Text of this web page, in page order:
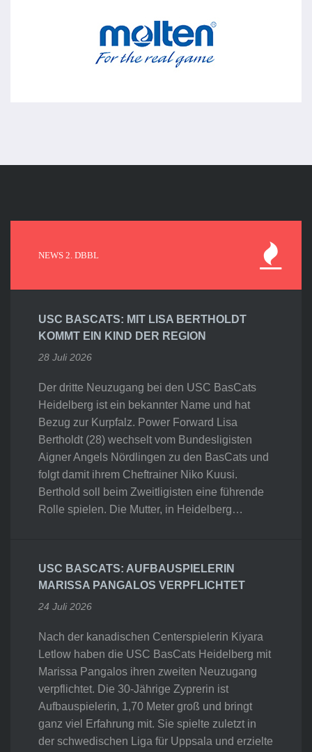
NEWS 2. DBBL
USC BASCATS: MIT LISA BERTHOLDT
KOMMT EIN KIND DER REGION
28 Juli 2026
Der dritte Neuzugang bei den USC BasCats
Heidelberg ist ein bekannter Name und hat
Bezug zur Kurpfalz. Power Forward Lisa
Bertholdt (28) wechselt vom Bundesligisten
Aigner Angels Nördlingen zu den BasCats und
folgt damit ihrem Cheftrainer Niko Kuusi.
Berthold soll beim Zweitligisten eine führende
Rolle spielen. Die Mutter, in Heidelberg…
USC BASCATS: AUFBAUSPIELERIN
MARISSA PANGALOS VERPFLICHTET
24 Juli 2026
Nach der kanadischen Centerspielerin Kiyara
Letlow haben die USC BasCats Heidelberg mit
Marissa Pangalos ihren zweiten Neuzugang
verpflichtet. Die 30-Jährige Zyprerin ist
Aufbauspielerin, 1,70 Meter groß und bringt
ganz viel Erfahrung mit. Sie spielte zuletzt in
der schwedischen Liga für Uppsala und erzielte